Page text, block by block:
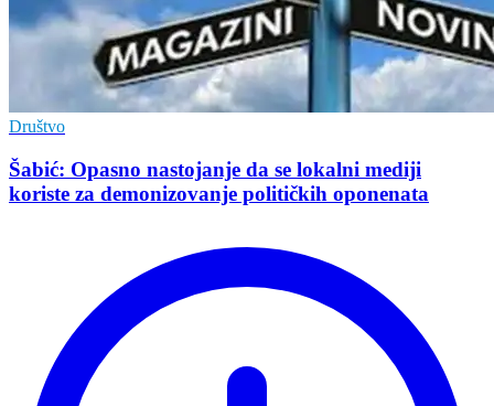
Društvo
Šabić: Opasno nastojanje da se lokalni mediji
koriste za demonizovanje političkih oponenata